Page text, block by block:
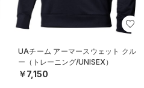
UAチーム アーマースウェット クル
ー（トレーニング/UNISEX）
￥7,150